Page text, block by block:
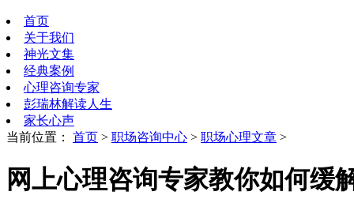
首页
关于我们
神光文集
经典案例
心理咨询专家
彭瑞林解读人生
家长心声
当前位置： 首页 > 职场咨询中心 > 职场心理文章 >
网上心理咨询专家教你如何缓